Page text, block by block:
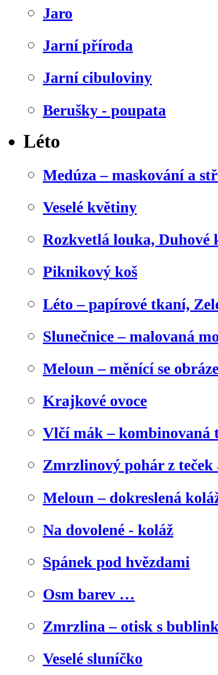
Jaro
Jarní příroda
Jarní cibuloviny
Berušky - poupata
Léto
Medúza – maskování a
Veselé květiny
Rozkvetlá louka, Duhové
Piknikový koš
Léto – papírové tkaní,
Slunečnice – malovaná
Meloun – měnící se
Krajkové ovoce
Vlčí mák – kombinovaná
Zmrzlinový pohár z
Meloun – dokreslená
Na dovolené - koláž
Spánek pod hvězdami
Osm barev …
Zmrzlina – otisk s
Veselé sluníčko